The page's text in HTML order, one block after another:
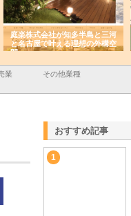
株式会社ナツハラが建設と鋲螺
で滋賀の暮らしを支える理由
業 その他業種
おすすめ記事
1